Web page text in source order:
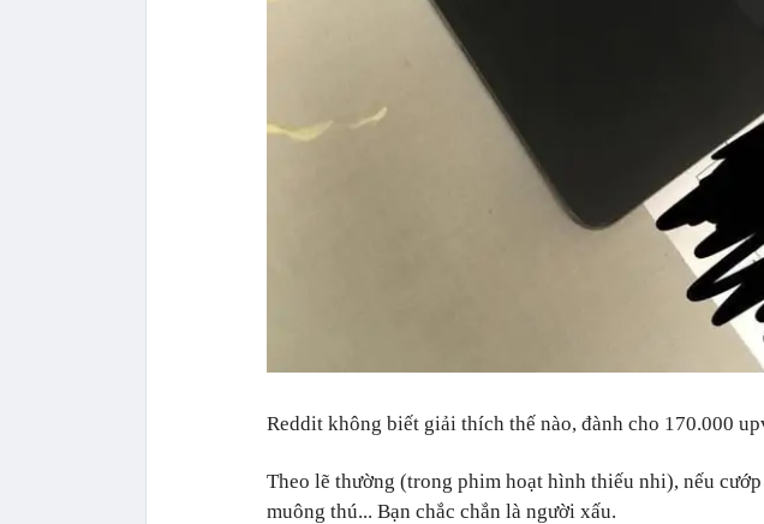
Reddit không biết giải thích thế nào, đành cho 170.000
Theo lẽ thường (trong phim hoạt hình thiếu nhi), nếu
muông thú... Bạn chắc chắn là người xấu.